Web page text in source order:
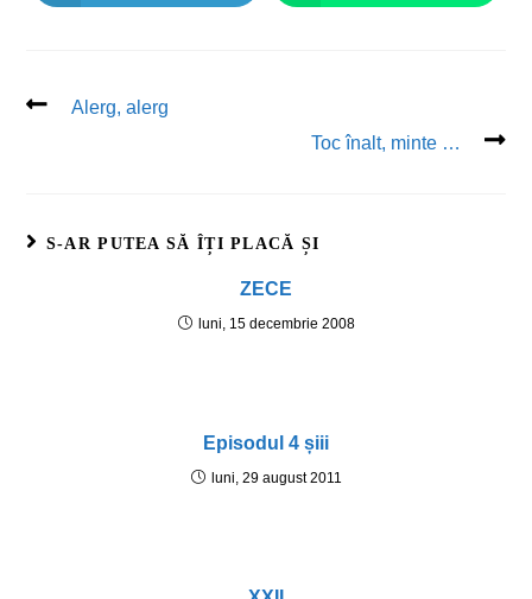
Alerg, alerg
Toc înalt, minte …
S-AR PUTEA SĂ ÎȚI PLACĂ ȘI
ZECE
luni, 15 decembrie 2008
Episodul 4 șiii
luni, 29 august 2011